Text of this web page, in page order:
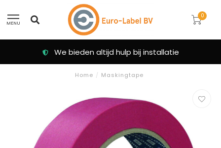
MENU
0
We bieden altijd hulp bij installatie
Home / Maskingtape